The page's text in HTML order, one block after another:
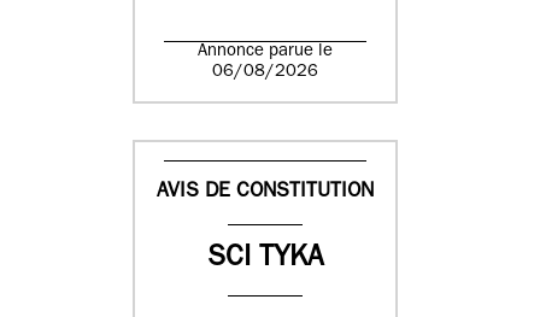
Annonce parue le
06/08/2026
AVIS DE CONSTITUTION
SCI TYKA